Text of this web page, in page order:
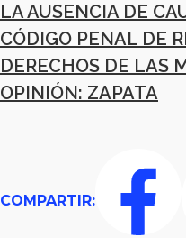
LA AUSENCIA DE
CÓDIGO PENAL DE
DERECHOS DE LAS
OPINIÓN: ZAPATA
COMPARTIR: